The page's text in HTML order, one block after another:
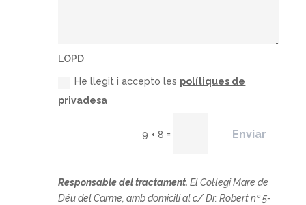
LOPD
He llegit i accepto les polítiques de
privadesa
9 + 8 = Enviar
Responsable del tractament.ElCol·legi Mare de
Déu del Carme, amb domicili al c/ Dr. Robert nº 5-